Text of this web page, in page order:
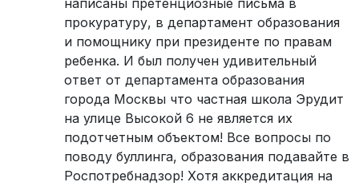
написаны претенциозные письма в
прокуратуру, в департамент образования
и помощнику при президенте по правам
ребенка. И был получен удивительный
ответ от департамента образования
города Москвы что частная школа Эрудит
на улице Высокой 6 не является их
подотчетным объектом! Все вопросы по
поводу буллинга, образования подавайте в
Роспотребнадзор! Хотя аккредитация на